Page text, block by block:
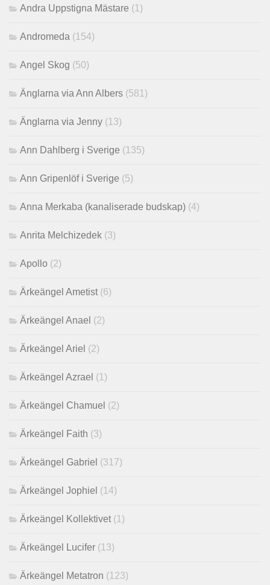
Andra Uppstigna Mästare (1)
Andromeda (154)
Angel Skog (50)
Änglarna via Ann Albers (581)
Änglarna via Jenny (13)
Ann Dahlberg i Sverige (135)
Ann Gripenlöf i Sverige (5)
Anna Merkaba (kanaliserade budskap) (4)
Anrita Melchizedek (3)
Apollo (2)
Ärkeängel Ametist (6)
Ärkeängel Anael (2)
Ärkeängel Ariel (2)
Ärkeängel Azrael (1)
Ärkeängel Chamuel (2)
Ärkeängel Faith (3)
Ärkeängel Gabriel (317)
Ärkeängel Jophiel (14)
Ärkeängel Kollektivet (1)
Ärkeängel Lucifer (13)
Ärkeängel Metatron (123)